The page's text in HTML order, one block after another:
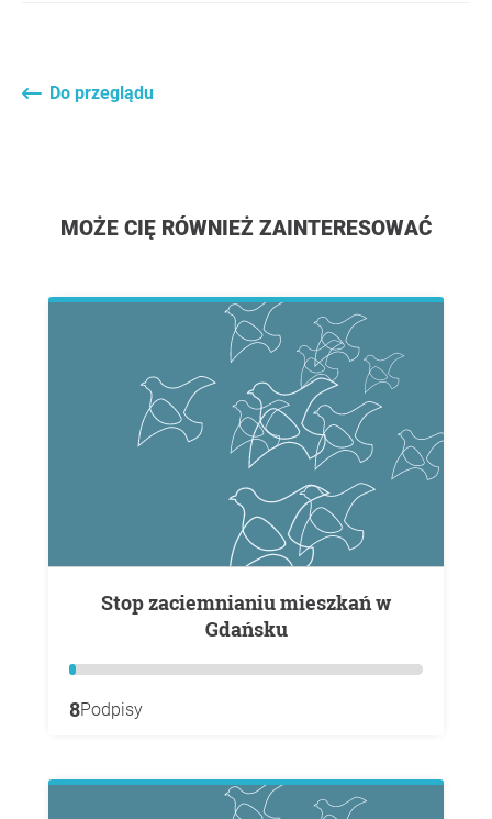
Do przeglądu
MOŻE CIĘ RÓWNIEŻ ZAINTERESOWAĆ
Stop zaciemnianiu mieszkań w
Gdańsku
8Podpisy